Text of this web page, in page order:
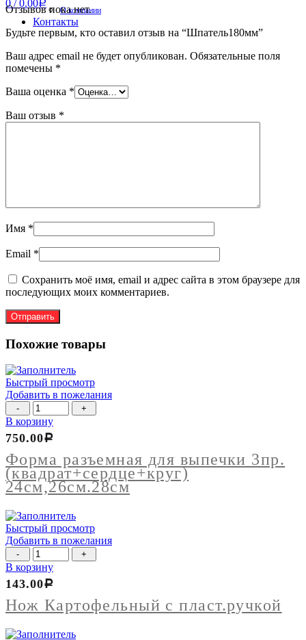
0/ 0.00Р
О компании
Контакты
Отзывов пока нет.
Будьте первым, кто оставил отзыв на “Шпатель180мм”
Ваш адрес email не будет опубликован. Обязательные поля
помечены *
Ваша оценка *
Ваш отзыв *
Имя *
Email *
Сохранить моё имя, email и адрес сайта в этом браузере для
последующих моих комментариев.
Похожие товары
Быстрый просмотр
Добавить в пожелания
Количество
товара
Форма
разъемная
для
выпечки
3пр.
(квадрат+сердце+круг)
В корзину
Форма разъемная для выпечки 3пр.
(квадрат+сердце+круг)
24см,26см.28см
750.00Р
Быстрый просмотр
Добавить в пожелания
Количество
товара
Нож
Картофельный
с
пласт.ручкой
В корзину
Нож Картофельный с пласт.ручкой
143.00Р